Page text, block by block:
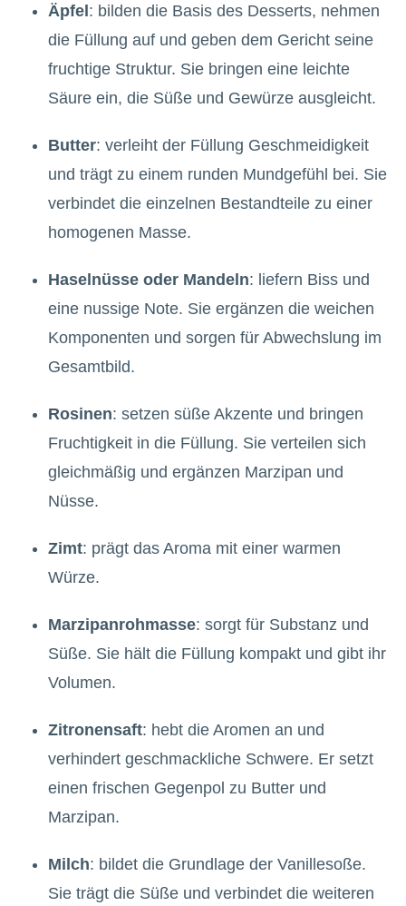
Äpfel: bilden die Basis des Desserts, nehmen
die Füllung auf und geben dem Gericht seine
fruchtige Struktur. Sie bringen eine leichte
Säure ein, die Süße und Gewürze ausgleicht.
Butter: verleiht der Füllung Geschmeidigkeit
und trägt zu einem runden Mundgefühl bei. Sie
verbindet die einzelnen Bestandteile zu einer
homogenen Masse.
Haselnüsse oder Mandeln: liefern Biss und
eine nussige Note. Sie ergänzen die weichen
Komponenten und sorgen für Abwechslung im
Gesamtbild.
Rosinen: setzen süße Akzente und bringen
Fruchtigkeit in die Füllung. Sie verteilen sich
gleichmäßig und ergänzen Marzipan und
Nüsse.
Zimt: prägt das Aroma mit einer warmen
Würze.
Marzipanrohmasse: sorgt für Substanz und
Süße. Sie hält die Füllung kompakt und gibt ihr
Volumen.
Zitronensaft: hebt die Aromen an und
verhindert geschmackliche Schwere. Er setzt
einen frischen Gegenpol zu Butter und
Marzipan.
Milch: bildet die Grundlage der Vanillesoße.
Sie trägt die Süße und verbindet die weiteren